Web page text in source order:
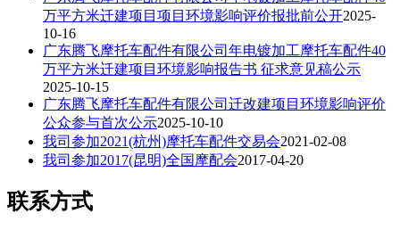
万平方米迁建项目项目环境影响评价报批前公开2025-
10-16
广东腾飞摩托车配件有限公司年电镀加工摩托车配件40
万平方米迁建项目环境影响报告书 征求意见稿公示
2025-10-15
广东腾飞摩托车配件有限公司迁改建项目环境影响评价
公众参与首次公示2025-10-10
我司参加2021(杭州)摩托车配件交易会2021-02-08
我司参加2017(昆明)全国摩配会2017-04-20
联系方式